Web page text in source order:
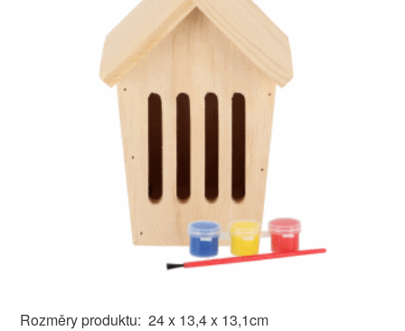
Rozměry produktu: 24 x 13,4 x 13,1cm